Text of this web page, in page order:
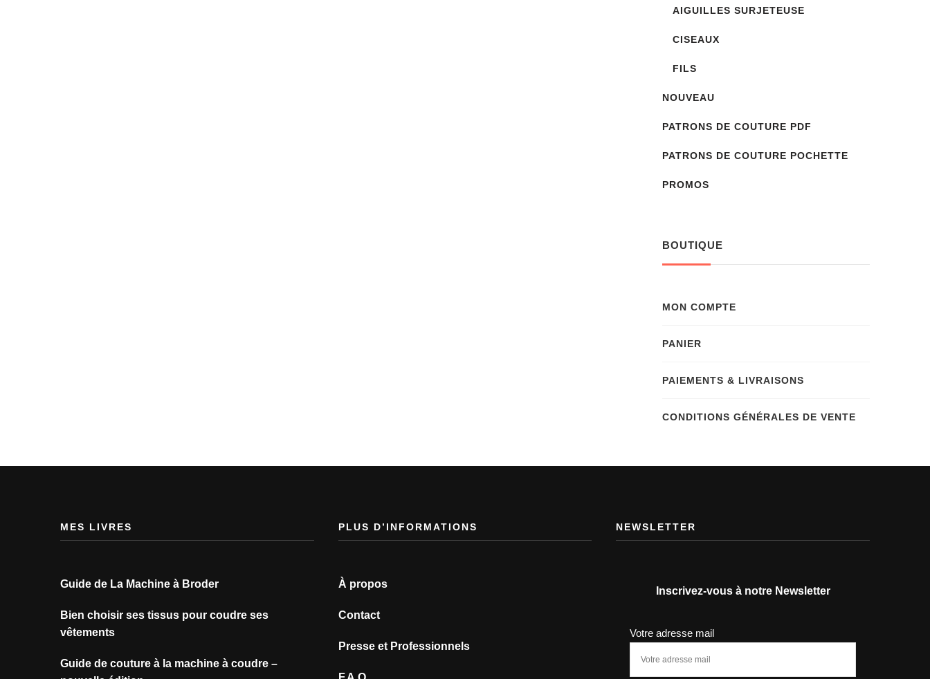
AIGUILLES SURJETEUSE
CISEAUX
FILS
NOUVEAU
PATRONS DE COUTURE PDF
PATRONS DE COUTURE POCHETTE
PROMOS
BOUTIQUE
MON COMPTE
PANIER
PAIEMENTS & LIVRAISONS
CONDITIONS GÉNÉRALES DE VENTE
MES LIVRES
Guide de La Machine à Broder
Bien choisir ses tissus pour coudre ses
vêtements
Guide de couture à la machine à coudre –
PLUS D’INFORMATIONS
À propos
Contact
Presse et Professionnels
NEWSLETTER
Inscrivez-vous à notre Newsletter
Votre adresse mail